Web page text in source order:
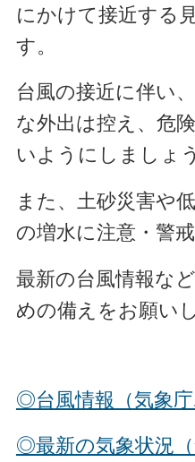
にかけて接近する
す。
台風の接近に伴い
な外出は控え、危
いようにしましょう
また、土砂災害や
の増水に注意・警
最新の台風情報な
めの備えをお願い
◎台風情報（気象庁
◎最新の気象状況